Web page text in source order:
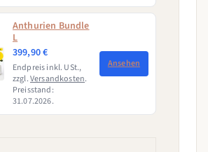
Anthurien Bundle
L
399,90 €
Endpreis inkl. USt.,
zzgl.Versandkosten.
Preisstand:
31.07.2026.
Ansehen